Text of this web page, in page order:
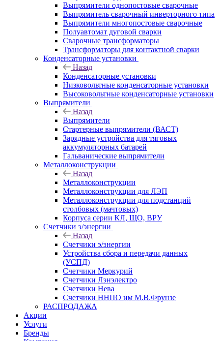
Выпрямители однопостовые сварочные
Выпрямитель сварочный инверторного типа
Выпрямители многопостовые сварочные
Полуавтомат дуговой сварки
Сварочные трансформаторы
Трансформаторы для контактной сварки
Конденсаторные установки
Назад
Конденсаторные установки
Низковольтные конденсаторные установки
Высоковольтные конденсаторные установки
Выпрямители
Назад
Выпрямители
Стартерные выпрямители (ВАСТ)
Зарядные устройства для тяговых
аккумуляторных батарей
Гальванические выпрямители
Металлоконструкции
Назад
Металлоконструкции
Металлоконструкции для ЛЭП
Металлоконструкции для подстанций
столбовых (мачтовых)
Корпуса серии КЛ, ЩО, ВРУ
Счетчики э/энергии
Назад
Счетчики э/энергии
Устройства сбора и передачи данных
(УСПД)
Счетчики Меркурий
Счетчики Лэнэлектро
Счетчики Нева
Счетчики ННПО им М.В.Фрунзе
РАСПРОДАЖА
Акции
Услуги
Бренды